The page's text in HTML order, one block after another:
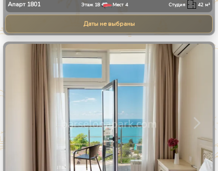
Апарт 1801 Этаж 18 Мест 4 Студия 42 м²
Даты не выбраны
1 30